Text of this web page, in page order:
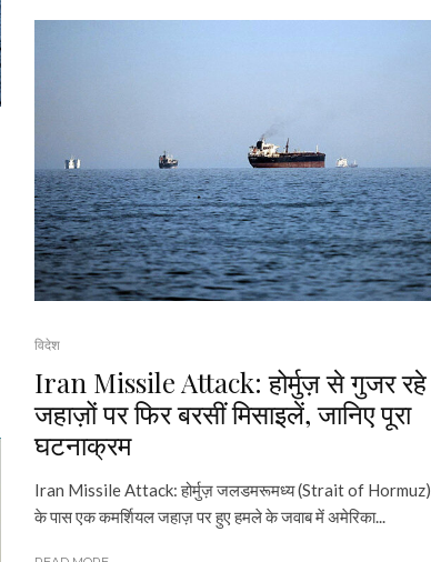
विदेश
Iran Missile Attack: होर्मुज़ से गुजर रहे
जहाज़ों पर फिर बरसीं मिसाइलें, जानिए पूरा
घटनाक्रम
Iran Missile Attack: होर्मुज़ जलडमरूमध्य (Strait of Hormuz)
के पास एक कमर्शियल जहाज़ पर हुए हमले के जवाब में अमेरिका...